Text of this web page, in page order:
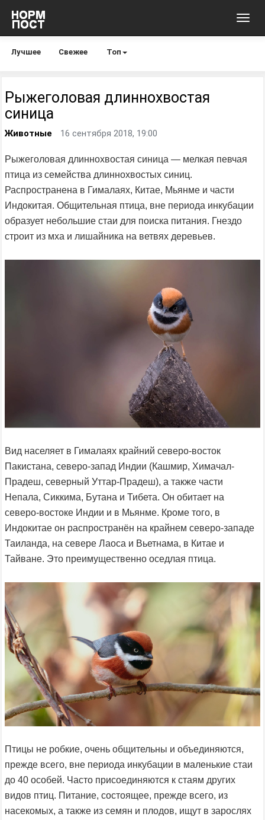
Лучшее Свежее Топ
Рыжеголовая длиннохвостая
синица
Животные 16 сентября 2018, 19:00
Рыжеголовая длиннохвостая синица — мелкая певчая
птица из семейства длиннохвостых синиц.
Распространена в Гималаях, Китае, Мьянме и части
Индокитая. Общительная птица, вне периода инкубации
образует небольшие стаи для поиска питания. Гнездо
строит из мха и лишайника на ветвях деревьев.
Вид населяет в Гималаях крайний северо-восток
Пакистана, северо-запад Индии (Кашмир, Химачал-
Прадеш, северный Уттар-Прадеш), а также части
Непала, Сиккима, Бутана и Тибета. Он обитает на
северо-востоке Индии и в Мьянме. Кроме того, в
Индокитае он распространён на крайнем северо-западе
Таиланда, на севере Лаоса и Вьетнама, в Китае и
Тайване. Это преимущественно оседлая птица.
Птицы не робкие, очень общительны и объединяются,
прежде всего, вне периода инкубации в маленькие стаи
до 40 особей. Часто присоединяются к стаям других
видов птиц. Питание, состоящее, прежде всего, из
насекомых, а также из семян и плодов, ищут в зарослях